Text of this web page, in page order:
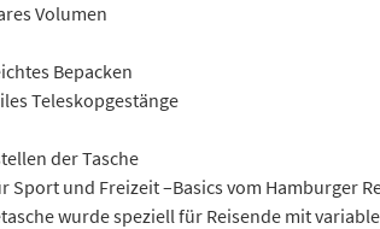
Volumen
Bepacken
Teleskopgestänge
der Tasche
Sport und Freizeit –Basics vom Hamburger
wurde speziell für Reisende mit